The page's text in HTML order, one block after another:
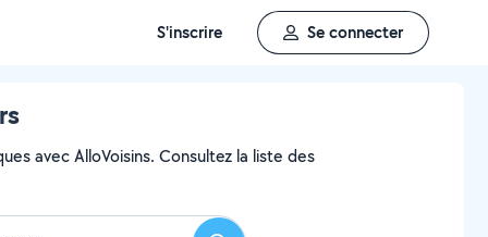
S'inscrire Se connecter
avec AlloVoisins. Consultez la liste des